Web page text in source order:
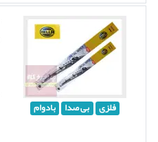
فلزی بی صدا بادوام